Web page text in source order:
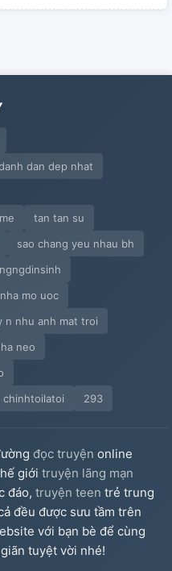
dan dep nhat
tan tan su
sao chang yeu nhau bh
mo uoc
n nhu anh mat troi
neo
chinhtoilatoi 293
đọc truyện online
giới truyện lãng mạn
đáo, truyện teen trẻ trung
đều được sưu tầm trên
với bạn bè để cùng
tuyệt vời nhé!